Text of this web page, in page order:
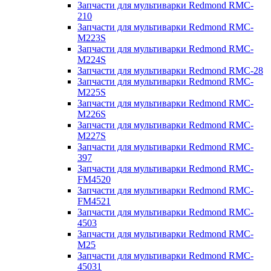
Запчасти для мультиварки Redmond RMC-
210
Запчасти для мультиварки Redmond RMC-
M223S
Запчасти для мультиварки Redmond RMC-
M224S
Запчасти для мультиварки Redmond RMC-28
Запчасти для мультиварки Redmond RMC-
M225S
Запчасти для мультиварки Redmond RMC-
M226S
Запчасти для мультиварки Redmond RMC-
M227S
Запчасти для мультиварки Redmond RMC-
397
Запчасти для мультиварки Redmond RMC-
FM4520
Запчасти для мультиварки Redmond RMC-
FM4521
Запчасти для мультиварки Redmond RMC-
4503
Запчасти для мультиварки Redmond RMC-
M25
Запчасти для мультиварки Redmond RMC-
45031